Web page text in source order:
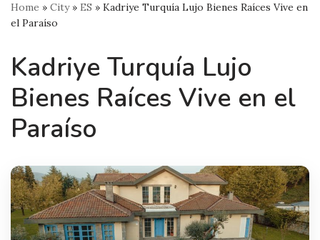
Home » City» ES » Kadriye Turquía Lujo Bienes Raíces Vive en
el Paraíso
Kadriye Turquía Lujo
Bienes Raíces Vive en el
Paraíso